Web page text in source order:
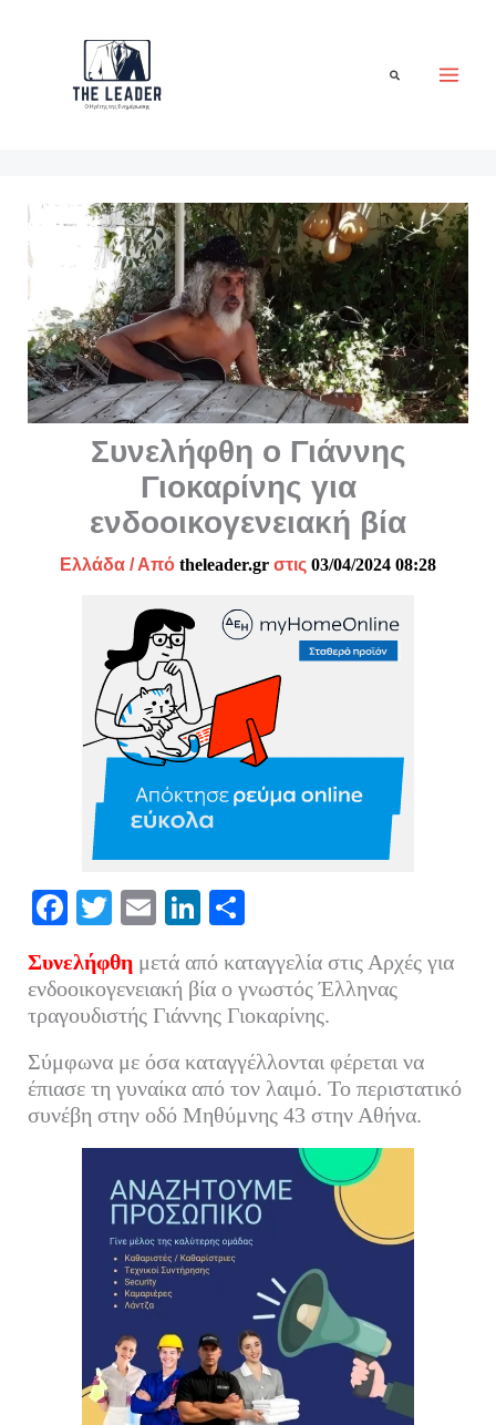
Αναζήτηση
Συνελήφθη ο Γιάννης
Γιοκαρίνης για
ενδοοικογενειακή βία
Ελλάδα / Από theleader.gr στις 03/04/2024 08:28
Fa
ce
bo
ok
T
wi
tte
r
E
m
ail
Li
nk
ed
In
ρ
α
στ
εί
τε
Συνελήφθημετά από καταγγελία στις Αρχές για
ενδοοικογενειακή βία ο γνωστός Έλληνας
τραγουδιστής Γιάννης Γιοκαρίνης.
Σύμφωνα με όσα καταγγέλλονται φέρεται να
έπιασε τη γυναίκα από τον λαιμό. Το περιστατικό
συνέβη στην οδό Μηθύμνης 43 στην Αθήνα.